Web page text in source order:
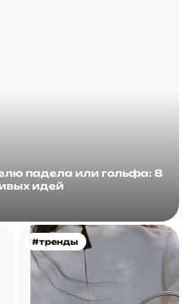
падела или гольфа: 8
идей
#тренды